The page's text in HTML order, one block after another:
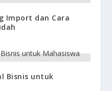
Import dan Cara
Bisnis untuk